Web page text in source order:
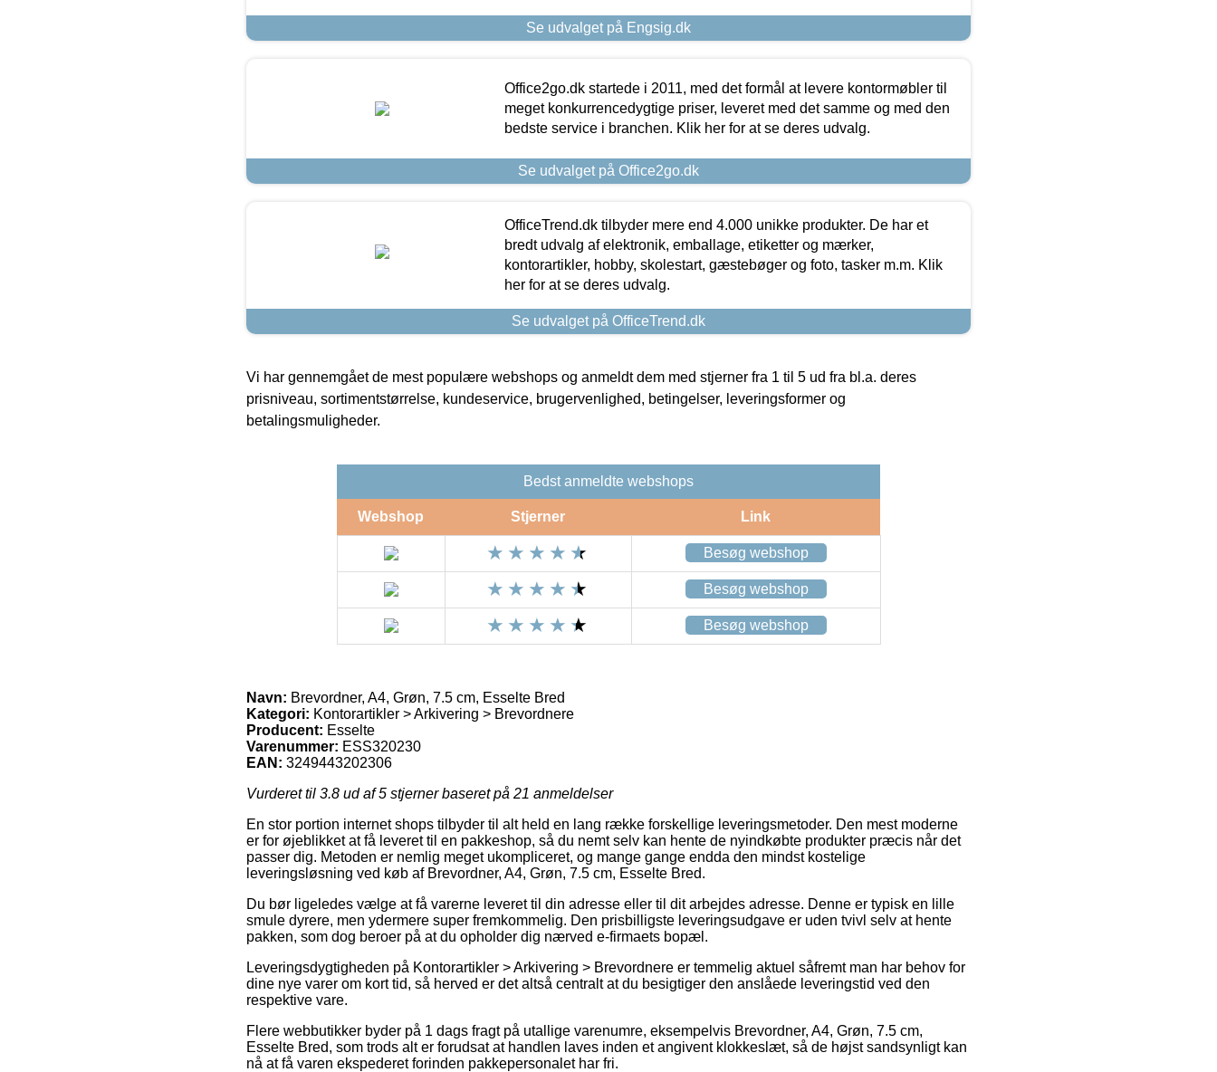
Se udvalget på Engsig.dk
Office2go.dk startede i 2011, med det formål at levere kontormøbler til
meget konkurrencedygtige priser, leveret med det samme og med den
bedste service i branchen. Klik her for at se deres udvalg.
Se udvalget på Office2go.dk
OfficeTrend.dk tilbyder mere end 4.000 unikke produkter. De har et
bredt udvalg af elektronik, emballage, etiketter og mærker,
kontorartikler, hobby, skolestart, gæstebøger og foto, tasker m.m. Klik
her for at se deres udvalg.
Se udvalget på OfficeTrend.dk
Vi har gennemgået de mest populære webshops og anmeldt dem med stjerner fra 1 til 5 ud fra bl.a. deres
prisniveau, sortimentstørrelse, kundeservice, brugervenlighed, betingelser, leveringsformer og
betalingsmuligheder.
Bedst anmeldte webshops
Webshop Stjerner Link
Besøg webshop
Besøg webshop
Besøg webshop
Navn: Brevordner, A4, Grøn, 7.5 cm, Esselte Bred
Kategori: Kontorartikler > Arkivering > Brevordnere
Producent: Esselte
Varenummer: ESS320230
EAN: 3249443202306
Vurderet til 3.8 ud af 5 stjerner baseret på 21 anmeldelser
En stor portion internet shops tilbyder til alt held en lang række forskellige leveringsmetoder. Den mest moderne
er for øjeblikket at få leveret til en pakkeshop, så du nemt selv kan hente de nyindkøbte produkter præcis når det
passer dig. Metoden er nemlig meget ukompliceret, og mange gange endda den mindst kostelige
leveringsløsning ved køb af Brevordner, A4, Grøn, 7.5 cm, Esselte Bred.
Du bør ligeledes vælge at få varerne leveret til din adresse eller til dit arbejdes adresse. Denne er typisk en lille
smule dyrere, men ydermere super fremkommelig. Den prisbilligste leveringsudgave er uden tvivl selv at hente
pakken, som dog beroer på at du opholder dig nærved e-firmaets bopæl.
Leveringsdygtigheden på Kontorartikler > Arkivering > Brevordnere er temmelig aktuel såfremt man har behov for
dine nye varer om kort tid, så herved er det altså centralt at du besigtiger den anslåede leveringstid ved den
respektive vare.
Flere webbutikker byder på 1 dags fragt på utallige varenumre, eksempelvis Brevordner, A4, Grøn, 7.5 cm,
Esselte Bred, som trods alt er forudsat at handlen laves inden et angivent klokkeslæt, så de højst sandsynligt kan
nå at få varen ekspederet forinden pakkepersonalet har fri.